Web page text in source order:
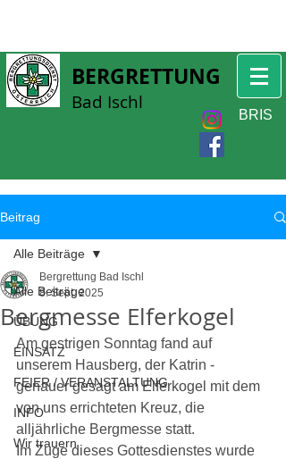
BERGRETTUNG
Bad Ischl
BRIS
Beitrag
Alle Beiträge
ÜBUNG
EINSATZ
FEIER / VERANSTALTUNG
INFO
Wir trauern
Alle Beiträge
Bergmesse Elferkogel
Bergrettung Bad Ischl
8. Sept. 2025
Am gestrigen Sonntag fand auf
unserem Hausberg, der Katrin -
genauer gesagt am Elferkogel mit dem
von uns errichteten Kreuz, die
alljährliche Bergmesse statt.
Im Zuge dieses Gottesdienstes wurde